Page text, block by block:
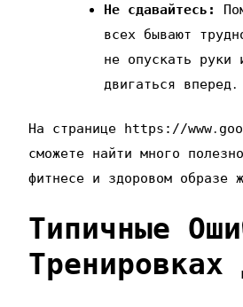
Не сдавайтесь:
всех бывают
не опускать руки
двигаться вперед․
На странице https://
сможете найти много
фитнесе и здоровом образе
Типичные
Тренировках